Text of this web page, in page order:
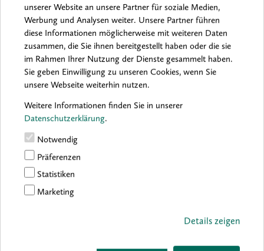
unserer Website an unsere Partner für soziale Medien,
Werbung und Analysen weiter. Unsere Partner führen
diese Informationen möglicherweise mit weiteren Daten
zusammen, die Sie ihnen bereitgestellt haben oder die sie
im Rahmen Ihrer Nutzung der Dienste gesammelt haben.
Sie geben Einwilligung zu unseren Cookies, wenn Sie
unsere Webseite weiterhin nutzen.
Weitere Informationen finden Sie in unserer
Datenschutzerklärung.
Notwendig
Präferenzen
Statistiken
Marketing
Details zeigen
Archiv: 2026 2025 2024 2023 2022 2021
2017
Sorry, no results were found.